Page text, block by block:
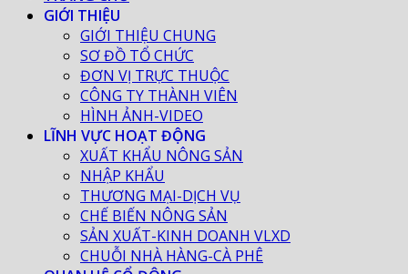
GIỚI THIỆU
GIỚI THIỆU CHUNG
SƠ ĐỒ TỔ CHỨC
ĐƠN VỊ TRỰC THUỘC
CÔNG TY THÀNH VIÊN
HÌNH ẢNH-VIDEO
LĨNH VỰC HOẠT ĐỘNG
XUẤT KHẨU NÔNG SẢN
NHẬP KHẨU
THƯƠNG MẠI-DỊCH VỤ
CHẾ BIẾN NÔNG SẢN
SẢN XUẤT-KINH DOANH VLXD
CHUỖI NHÀ HÀNG-CÀ PHÊ